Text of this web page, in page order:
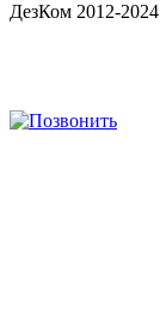
ДезКом 2012-2024